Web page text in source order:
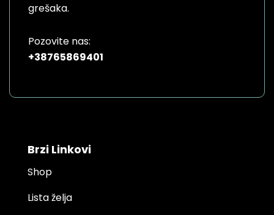
grešaka.
Pozovite nas:
+38765869401
Brzi Linkovi
Shop
Lista želja